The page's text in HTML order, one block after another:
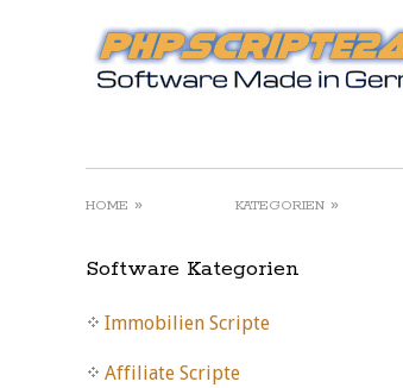
HOME » KATEGORIEN »
Software Kategorien
Immobilien Scripte
Affiliate Scripte